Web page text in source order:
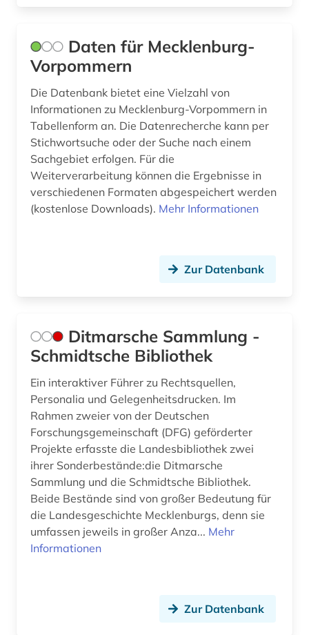
Daten für Mecklenburg-
Vorpommern
Die Datenbank bietet eine Vielzahl von
Informationen zu Mecklenburg-Vorpommern in
Tabellenform an. Die Datenrecherche kann per
Stichwortsuche oder der Suche nach einem
Sachgebiet erfolgen. Für die
Weiterverarbeitung können die Ergebnisse in
verschiedenen Formaten abgespeichert werden
(kostenlose Downloads). Mehr Informationen
Zur Datenbank
Ditmarsche Sammlung -
Schmidtsche Bibliothek
Ein interaktiver Führer zu Rechtsquellen,
Personalia und Gelegenheitsdrucken. Im
Rahmen zweier von der Deutschen
Forschungsgemeinschaft (DFG) geförderter
Projekte erfasste die Landesbibliothek zwei
ihrer Sonderbestände:die Ditmarsche
Sammlung und die Schmidtsche Bibliothek.
Beide Bestände sind von großer Bedeutung für
die Landesgeschichte Mecklenburgs, denn sie
umfassen jeweils in großer Anza... Mehr
Informationen
Zur Datenbank